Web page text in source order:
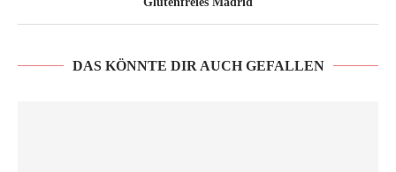
DAS KÖNNTE DIR AUCH GEFALLEN